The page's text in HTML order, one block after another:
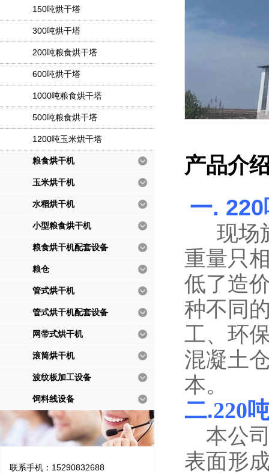
150吨烘干塔
300吨烘干塔
200吨粮食烘干塔
600吨烘干塔
1000吨粮食烘干塔
500吨粮食烘干塔
1200吨玉米烘干塔
粮食烘干机
玉米烘干机
水稻烘干机
小型粮食烘干机
粮食烘干机配套设备
粮仓
管式烘干机
管式烘干机配套设备
网带式烘干机
滚筒烘干机
波纹板加工设备
饲料线设备
联系手机：15290832688
产品介
一.
现场
重量只
低了造
种不同
工、环
混凝土
本。
二.220
本公司
表面形